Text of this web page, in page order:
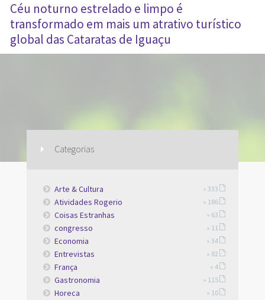
Céu noturno estrelado e limpo é
transformado em mais um atrativo turístico
global das Cataratas de Iguaçu
Categorias
Arte & Cultura » 333
Atividades Rogerio » 186
Coisas Estranhas » 63
congresso » 11
Economia » 34
Entrevistas » 82
França » 4
Gastronomia » 115
Horeca » 10